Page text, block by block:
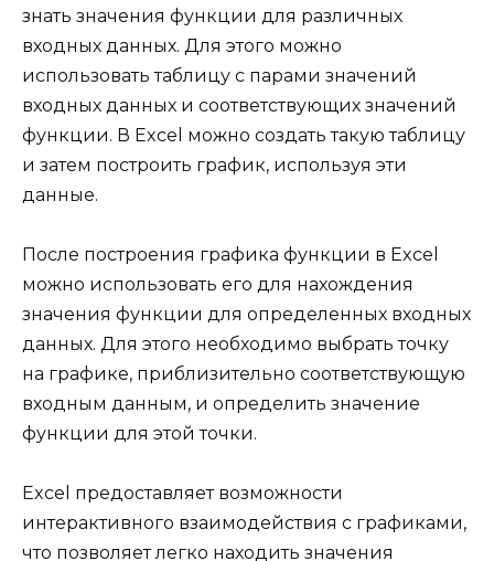
знать значения функции для различных
входных данных. Для этого можно
использовать таблицу с парами значений
входных данных и соответствующих значений
функции. В Excel можно создать такую таблицу
и затем построить график, используя эти
данные.
После построения графика функции в Excel
можно использовать его для нахождения
значения функции для определенных входных
данных. Для этого необходимо выбрать точку
на графике, приблизительно соответствующую
входным данным, и определить значение
функции для этой точки.
Excel предоставляет возможности
интерактивного взаимодействия с графиками,
что позволяет легко находить значения